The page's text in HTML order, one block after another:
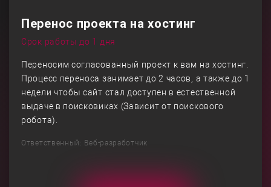
Перенос проекта на хостинг
Срок работы до 1 дня
Переносим согласованный проект к вам на хостинг.
Процесс переноса занимает до 2 часов, а также до 1
недели чтобы сайт стал доступен в естественной
выдаче в поисковиках (Зависит от поискового
робота).
Ответственный: Веб-разработчик